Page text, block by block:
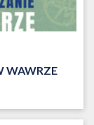
WAWRZE